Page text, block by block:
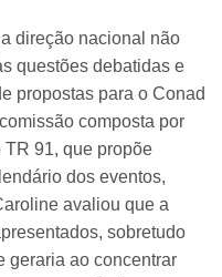
direção nacional não
questões debatidas e
propostas para o Conad
composta por
91, que propõe
dos eventos,
avaliou que a
sobretudo
geraria ao concentrar